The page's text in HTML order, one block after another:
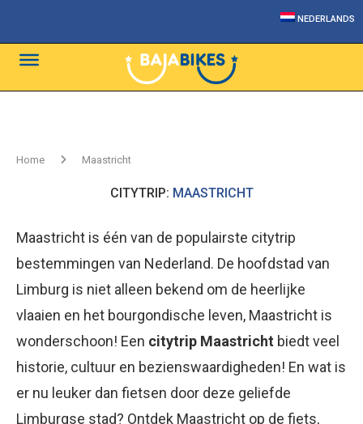
NEDERLANDS
Home Maastricht
CITYTRIP: MAASTRICHT
Maastricht is één van de populairste citytrip
bestemmingen van Nederland. De hoofdstad van
Limburg is niet alleen bekend om de heerlijke
vlaaien en het bourgondische leven, Maastricht is
wonderschoon! Een citytrip Maastricht biedt veel
historie, cultuur en bezienswaardigheden! En wat is
er nu leuker dan fietsen door deze geliefde
Limburgse stad? Ontdek Maastricht op de fiets,